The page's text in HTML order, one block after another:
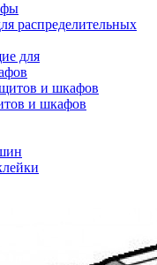
распределительных
для
и шкафов
и шкафов